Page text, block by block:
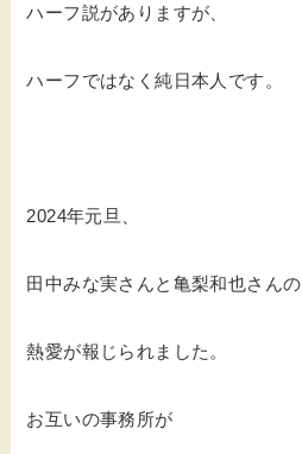
ハーフ説がありますが、
ハーフではなく純日本人です。
2024年元旦、
田中みな実さんと亀梨和也さんの
熱愛が報じられました。
お互いの事務所が